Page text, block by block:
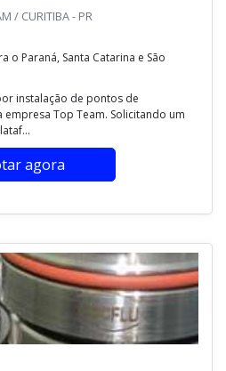
/ CURITIBA - PR
o Paraná, Santa Catarina e São
instalação de pontos de
Top Team. Solicitando um
agora